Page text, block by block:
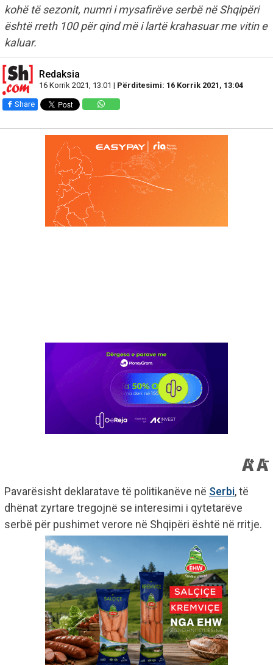
kohë të sezonit, numri i mysafirëve serbë në Shqipëri
është rreth 100 për qind më i lartë krahasuar me vitin e
kaluar.
Redaksia
16 Korrik 2021, 13:01 | Përditesimi: 16 Korrik 2021, 13:04
Share
Pavarësisht deklaratave të politikanëve në Serbi, të
dhënat zyrtare tregojnë se interesimi i qytetarëve
serbë për pushimet verore në Shqipëri është në rritje.